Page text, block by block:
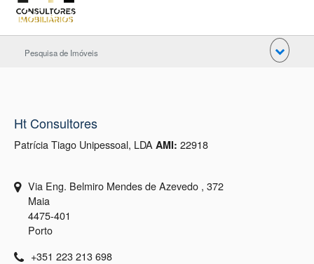
Pesquisa de Imóveis
Ht Consultores
Patrícia Tiago Unipessoal, LDA AMI: 22918
Via Eng. Belmiro Mendes de Azevedo , 372
Maia
4475-401
Porto
+351 223 213 698